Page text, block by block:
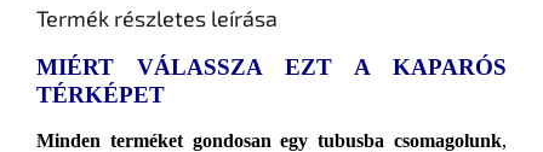
Termék részletes leírása
MIÉRT VÁLASSZA EZT A KAPARÓS
TÉRKÉPET
Minden terméket gondosan egy tubusba csomagolunk,